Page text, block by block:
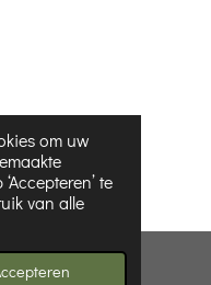
om uw
te
van alle